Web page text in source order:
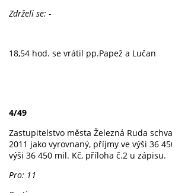
Zdrželi se: -
18,54 hod. se vrátil pp.Papež a Lučan
4/49
Zastupitelstvo města Železná Ruda
2011 jako vyrovnaný, příjmy ve výši 36
výši 36 450 mil. Kč, příloha č.2 u zápisu.
Pro: 11